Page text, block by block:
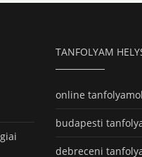
TANFOLYAM
online
budapesti
debreceni